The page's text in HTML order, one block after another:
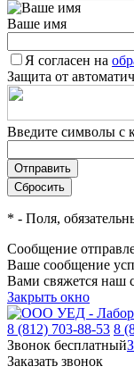
Ваше имя
Я согласен на
Защита от
Введите символы с
* - Поля,
Сообщение
Ваше сообщение
Вами свяжется наш
Закрыть окно
8 (812) 703-88-53 8
Звонок бесплатный
Заказать звонок